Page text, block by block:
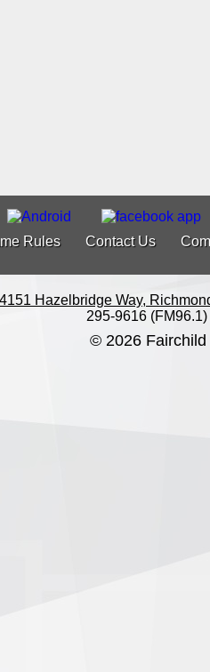
Rules Contact Us
Hazelbridge Way,
295-9616 (FM96.1)
© 2026 Fairchild